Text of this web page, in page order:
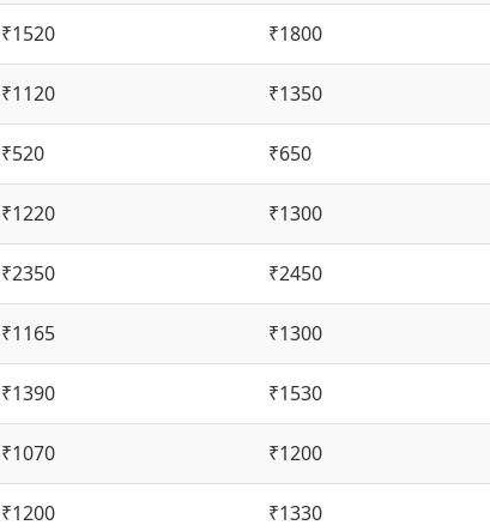
₹1520 ₹1800
₹1120 ₹1350
₹520 ₹650
₹1220 ₹1300
₹2350 ₹2450
₹1165 ₹1300
₹1390 ₹1530
₹1070 ₹1200
₹1200 ₹1330